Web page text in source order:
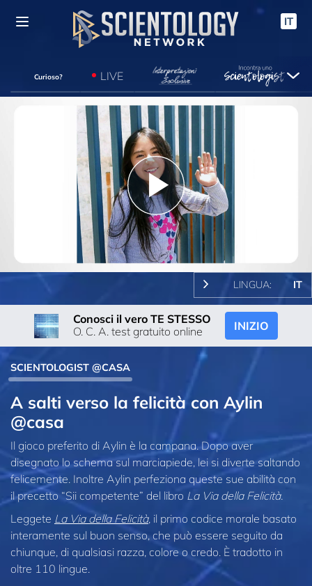
IT
Curioso? LIVE
Play
Video
LINGUA: IT
Conosci il vero TE STESSO
O. C. A. test gratuito online
INIZIO
SCIENTOLOGIST @CASA
A salti verso la felicità con Aylin
@casa
Il gioco preferito di Aylin è la campana. Dopo aver
disegnato lo schema sul marciapiede, lei si diverte saltando
felicemente. Inoltre Aylin perfeziona queste sue abilità con
il precetto “Sii competente” del libro La Via della Felicità.
Leggete La Via della Felicità, il primo codice morale basato
interamente sul buon senso, che può essere seguito da
chiunque, di qualsiasi razza, colore o credo. È tradotto in
oltre 110 lingue.